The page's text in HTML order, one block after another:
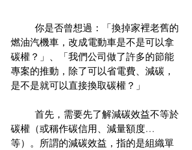
燃油汽機車，改成電動車是不是可以拿
碳權？」、「我們公司做了許多的節能
專案的推動，除了可以省電費、減碳，
是不是就可以直接換取碳權？」
碳權（或稱作碳信用、減量額度…
等）。所謂的減碳效益，指的是組織單